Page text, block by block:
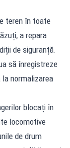
teren în toate
a repara
de siguranță.
să înregistreze
normalizarea
blocați în
locomotive
de drum